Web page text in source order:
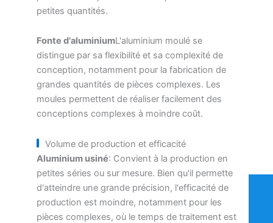
petites quantités.
Fonte d'aluminiumL'aluminium moulé se
distingue par sa flexibilité et sa complexité de
conception, notamment pour la fabrication de
grandes quantités de pièces complexes. Les
moules permettent de réaliser facilement des
conceptions complexes à moindre coût.
Volume de production et efficacité
Aluminium usiné: Convient à la production en
petites séries ou sur mesure. Bien qu'il permette
d'atteindre une grande précision, l'efficacité de
production est moindre, notamment pour les
pièces complexes, où le temps de traitement est